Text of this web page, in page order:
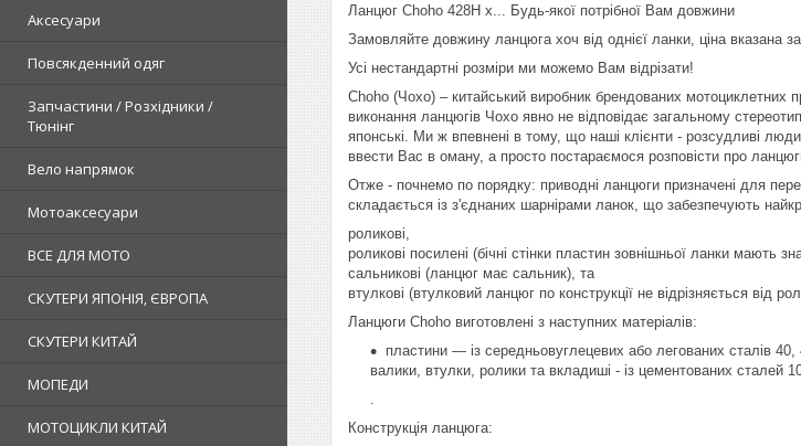
Аксесуари
Повсякденний одяг
Запчастини / Розхідники /
Тюнінг
Вело напрямок
Мотоаксесуари
ВСЕ ДЛЯ МОТО
СКУТЕРИ ЯПОНІЯ, ЄВРОПА
СКУТЕРИ КИТАЙ
МОПЕДИ
МОТОЦИКЛИ КИТАЙ
Ланцюг Choho 428H x... Будь-якої потрібної Вам довжини
Замовляйте довжину ланцюга хоч від однієї ланки, ціна вказана
Усі нестандартні розміри ми можемо Вам відрізати!
Сhoho (Чохо) – китайський виробник брендованих мотоциклетних
виконання ланцюгів Чохо явно не відповідає загальному
японські. Ми ж впевнені в тому, що наші клієнти - розсудливі
ввести Вас в оману, а просто постараємося розповісти про
Отже - почнемо по порядку: приводні ланцюги призначені для
складається із з'єднаних шарнірами ланок, що забезпечують
роликові,
роликові посилені (бічні стінки пластин зовнішньої ланки мають
сальникові (ланцюг має сальник), та
втулкові (втулковий ланцюг по конструкції не відрізняється від
Ланцюги Сhoho виготовлені з наступних матеріалів:
пластини — із середньовуглецевих або легованих сталів
валики, втулки, ролики та вкладиші - із цементованих
Конструкція ланцюга: